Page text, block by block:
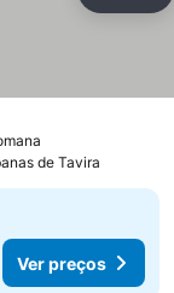
de Tavira
Ver preços